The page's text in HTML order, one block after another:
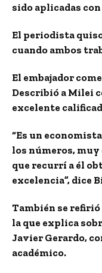
sido aplicadas
El periodista
cuando ambos
El embajador
Describió a Milei
excelente
“Es un
los números,
que recurrí a él
excelencia”, dice
También se refirió
la que explica
Javier Gerardo,
académico.